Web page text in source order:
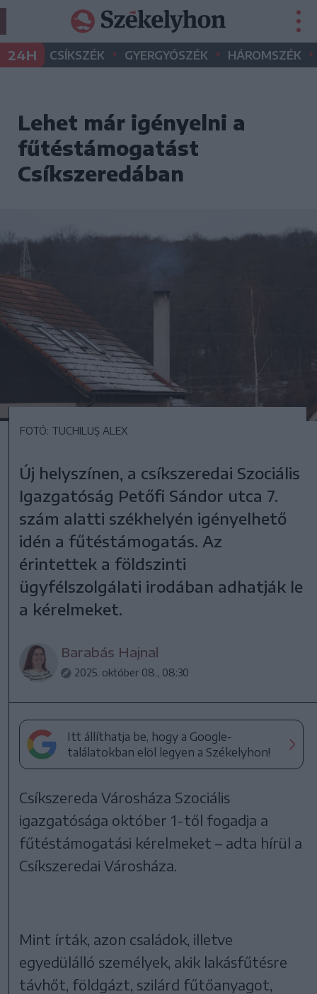
24H CSÍKSZÉK • GYERGYÓSZÉK • HÁROMSZÉK •
Lehet már igényelni a
fűtéstámogatást
Csíkszeredában
FOTÓ: TUCHILUȘ ALEX
Új helyszínen, a csíkszeredai Szociális
Igazgatóság Petőfi Sándor utca 7.
szám alatti székhelyén igényelhető
idén a fűtéstámogatás. Az
érintettek a földszinti
ügyfélszolgálati irodában adhatják le
a kérelmeket.
Barabás Hajnal
2025. október 08., 08:30
Itt állíthatja be, hogy a Google-
találatokban elöl legyen a Székelyhon!
Csíkszereda Városháza Szociális
igazgatósága október 1-től fogadja a
fűtéstámogatási kérelmeket – adta hírül a
Csíkszeredai Városháza.
Mint írták, azon családok, illetve
egyedülálló személyek, akik lakásfűtésre
távhőt, földgázt, szilárd fűtőanyagot,